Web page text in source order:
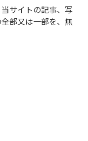
サイトの記事、写
部又は一部を、無